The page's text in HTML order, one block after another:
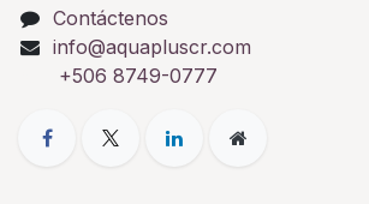
Contáctenos
info@aquapluscr.com
+506 8749-0777